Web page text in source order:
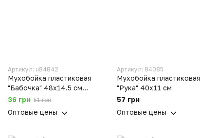
Артикул: u84842
Мухобойка пластиковая
"Бабочка" 48х14.5 см
Желтая Уценка
36 грн 51 грн
Оптовые цены
Артикул: 84085
Мухобойка пластиковая
"Рука" 40х11 см
57 грн
Оптовые цены